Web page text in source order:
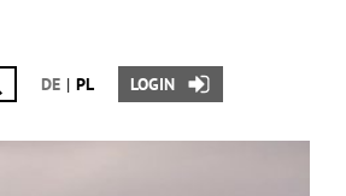
DE PL LOGIN